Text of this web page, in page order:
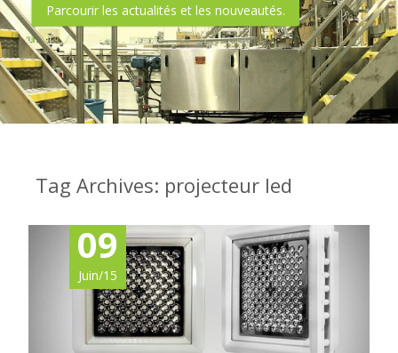
Parcourir les actualités et les nouveautés.
Tag Archives: projecteur led
09
Juin/15